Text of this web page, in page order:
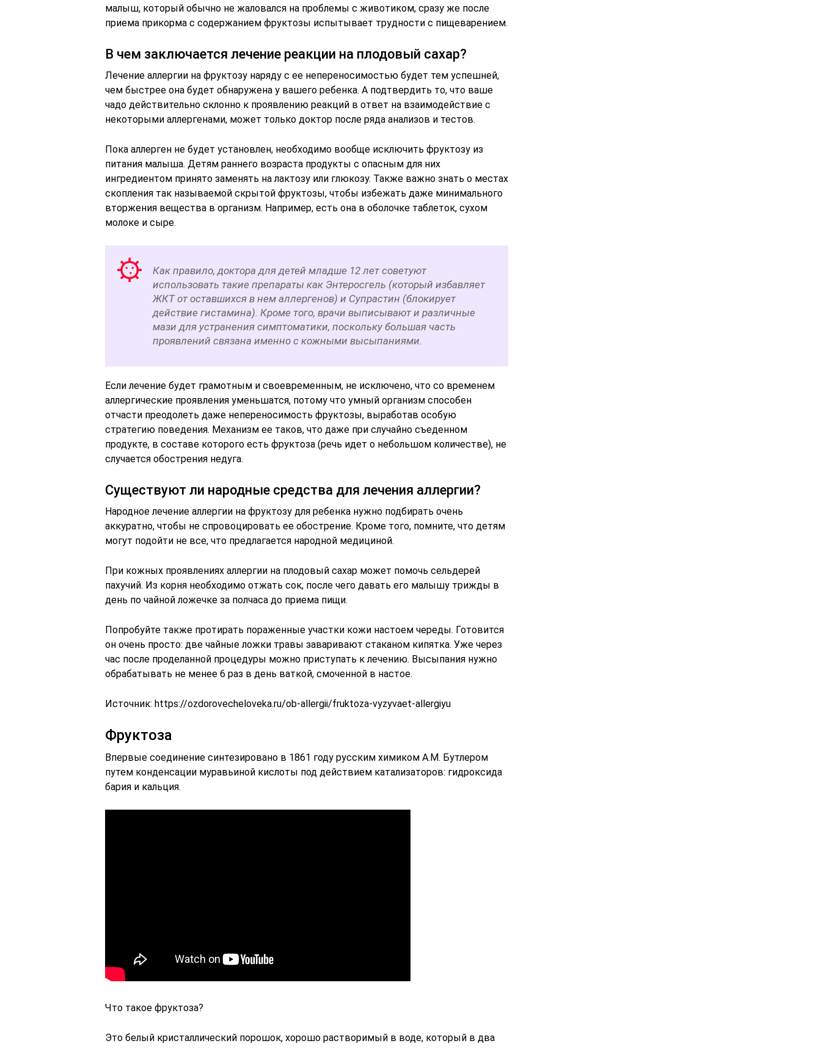
малыш, который обычно не жаловался на проблемы с животиком, сразу же после
приема прикорма с содержанием фруктозы испытывает трудности с пищеварением.
В чем заключается лечение реакции на плодовый сахар?
Лечение аллергии на фруктозу наряду с ее непереносимостью будет тем успешней,
чем быстрее она будет обнаружена у вашего ребенка. А подтвердить то, что ваше
чадо действительно склонно к проявлению реакций в ответ на взаимодействие с
некоторыми аллергенами, может только доктор после ряда анализов и тестов.
Пока аллерген не будет установлен, необходимо вообще исключить фруктозу из
питания малыша. Детям раннего возраста продукты с опасным для них
ингредиентом принято заменять на лактозу или глюкозу. Также важно знать о местах
скопления так называемой скрытой фруктозы, чтобы избежать даже минимального
вторжения вещества в организм. Например, есть она в оболочке таблеток, сухом
молоке и сыре.
Как правило, доктора для детей младше 12 лет советуют
использовать такие препараты как Энтеросгель (который избавляет
ЖКТ от оставшихся в нем аллергенов) и Супрастин (блокирует
действие гистамина). Кроме того, врачи выписывают и различные
мази для устранения симптоматики, поскольку большая часть
проявлений связана именно с кожными высыпаниями.
Если лечение будет грамотным и своевременным, не исключено, что со временем
аллергические проявления уменьшатся, потому что умный организм способен
отчасти преодолеть даже непереносимость фруктозы, выработав особую
стратегию поведения. Механизм ее таков, что даже при случайно съеденном
продукте, в составе которого есть фруктоза (речь идет о небольшом количестве), не
случается обострения недуга.
Существуют ли народные средства для лечения аллергии?
Народное лечение аллергии на фруктозу для ребенка нужно подбирать очень
аккуратно, чтобы не спровоцировать ее обострение. Кроме того, помните, что детям
могут подойти не все, что предлагается народной медициной.
При кожных проявлениях аллергии на плодовый сахар может помочь сельдерей
пахучий. Из корня необходимо отжать сок, после чего давать его малышу трижды в
день по чайной ложечке за полчаса до приема пищи.
Попробуйте также протирать пораженные участки кожи настоем череды. Готовится
он очень просто: две чайные ложки травы заваривают стаканом кипятка. Уже через
час после проделанной процедуры можно приступать к лечению. Высыпания нужно
обрабатывать не менее 6 раз в день ваткой, смоченной в настое.
Источник: https://ozdorovecheloveka.ru/ob-allergii/fruktoza-vyzyvaet-allergiyu
Фруктоза
Впервые соединение синтезировано в 1861 году русским химиком А.М. Бутлером
путем конденсации муравьиной кислоты под действием катализаторов: гидроксида
бария и кальция.
Что такое фруктоза?
Это белый кристаллический порошок, хорошо растворимый в воде, который в два